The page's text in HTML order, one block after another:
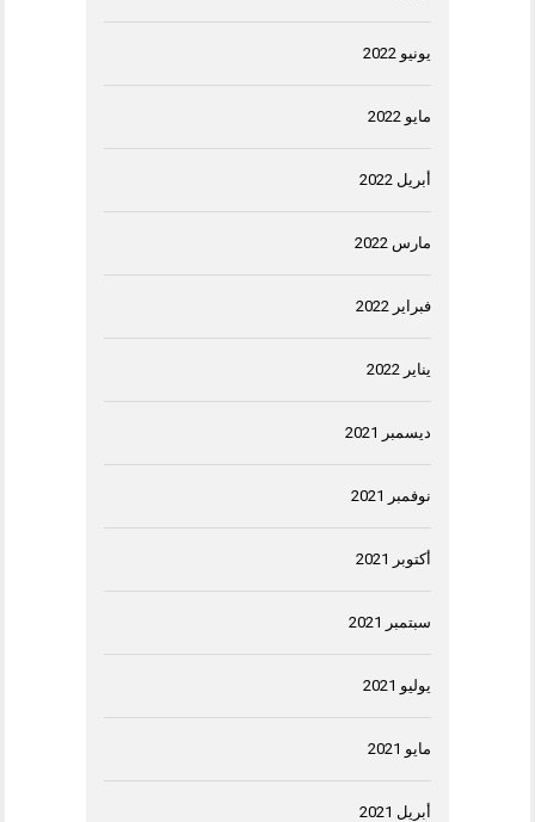
يونيو 2022
مايو 2022
أبريل 2022
مارس 2022
فبراير 2022
يناير 2022
ديسمبر 2021
نوفمبر 2021
أكتوبر 2021
سبتمبر 2021
يوليو 2021
مايو 2021
أبريل 2021